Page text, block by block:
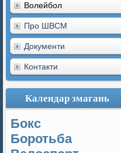
Волейбол
Про ШВСМ
Документи
Контакти
Календар змагань
Бокс
Боротьба